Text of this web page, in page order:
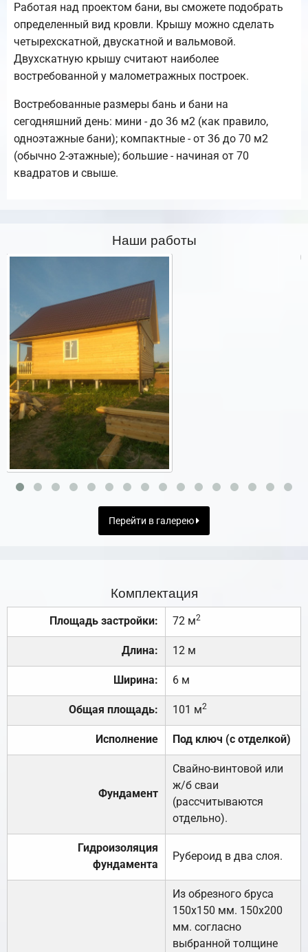
Работая над проектом бани, вы сможете подобрать
определенный вид кровли. Крышу можно сделать
четырехскатной, двускатной и вальмовой.
Двухскатную крышу считают наиболее
востребованной у малометражных построек.
Востребованные размеры бань и бани на
сегодняшний день: мини - до 36 м2 (как правило,
одноэтажные бани); компактные - от 36 до 70 м2
(обычно 2-этажные); большие - начиная от 70
квадратов и свыше.
Наши работы
Перейти в галерею
Комплектация
Площадь застройки: 72 м2
Длина: 12 м
Ширина: 6 м
Общая площадь: 101 м2
Исполнение Под ключ (с отделкой)
Фундамент
Свайно-винтовой или
ж/б сваи
(рассчитываются
отдельно).
Гидроизоляция
фундамента
Рубероид в два слоя.
Из обрезного бруса
150х150 мм. 150х200
мм. согласно
выбранной толщине